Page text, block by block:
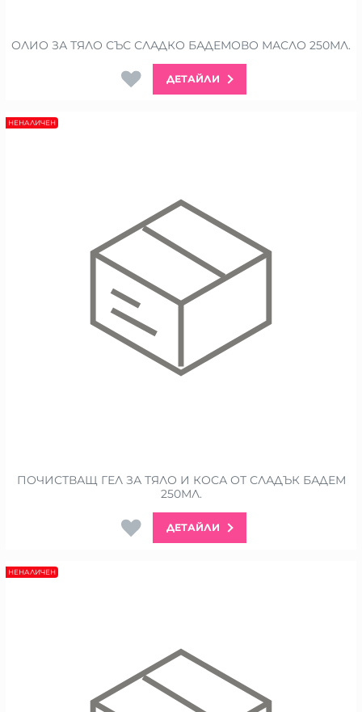
ОЛИО ЗА ТЯЛО СЪС СЛАДКО БАДЕМОВО МАСЛО 250МЛ.
ДЕТАЙЛИ
ПОЧИСТВАЩ ГЕЛ ЗА ТЯЛО И КОСА ОТ СЛАДЪК БАДЕМ
250МЛ.
ДЕТАЙЛИ
НЕНАЛИЧЕН
НЕНАЛИЧЕН